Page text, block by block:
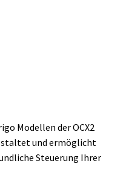
Modellen der OCX2
und ermöglicht
Steuerung Ihrer